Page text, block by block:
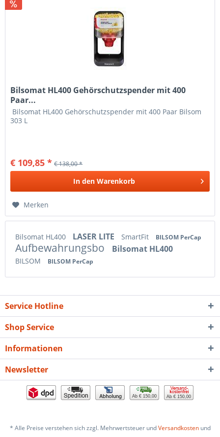
Bilsomat HL400 Gehörschutzspender mit 400
Paar...
Bilsomat HL400 Gehörschutzspender mit 400 Paar Bilsom
303 L
€ 109,85 * € 138,00 *
In den Warenkorb
Merken
Bilsomat HL400 LASER LITE SmartFit BILSOM PerCap
Aufbewahrungsbo Bilsomat HL400
BILSOM BILSOM PerCap
Service Hotline
Shop Service
Informationen
Newsletter
Ab € 150,00 Ab € 150,00
* Alle Preise verstehen sich zzgl. Mehrwertsteuer undVersandkostenund